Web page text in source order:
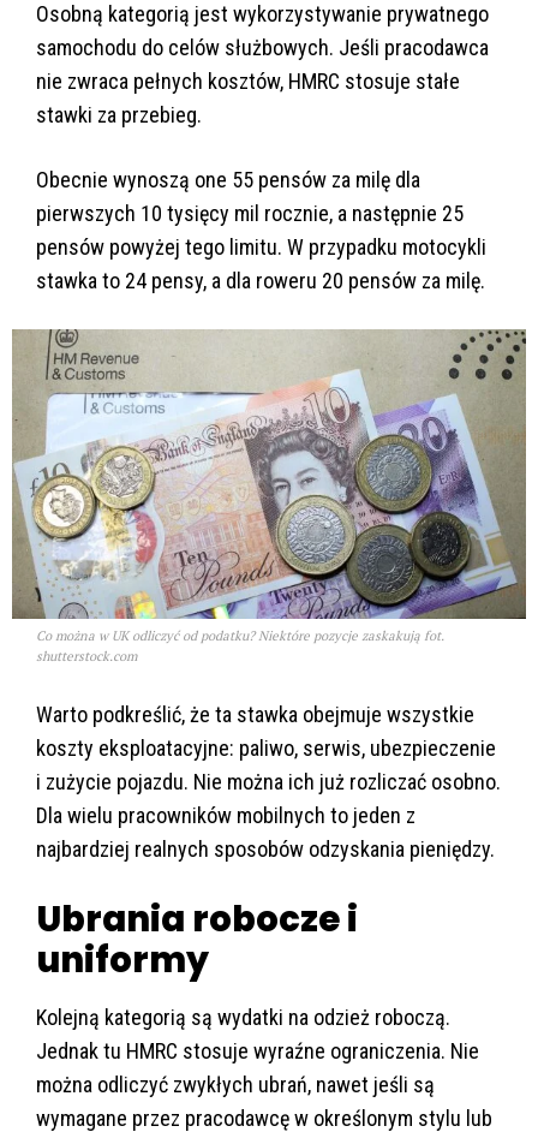
Osobną kategorią jest wykorzystywanie prywatnego
samochodu do celów służbowych. Jeśli pracodawca
nie zwraca pełnych kosztów, HMRC stosuje stałe
stawki za przebieg.
Obecnie wynoszą one 55 pensów za milę dla
pierwszych 10 tysięcy mil rocznie, a następnie 25
pensów powyżej tego limitu. W przypadku motocykli
stawka to 24 pensy, a dla roweru 20 pensów za milę.
Co można w UK odliczyć od podatku? Niektóre pozycje zaskakują fot.
shutterstock.com
Warto podkreślić, że ta stawka obejmuje wszystkie
koszty eksploatacyjne: paliwo, serwis, ubezpieczenie
i zużycie pojazdu. Nie można ich już rozliczać osobno.
Dla wielu pracowników mobilnych to jeden z
najbardziej realnych sposobów odzyskania pieniędzy.
Ubrania robocze i
uniformy
Kolejną kategorią są wydatki na odzież roboczą.
Jednak tu HMRC stosuje wyraźne ograniczenia. Nie
można odliczyć zwykłych ubrań, nawet jeśli są
wymagane przez pracodawcę w określonym stylu lub